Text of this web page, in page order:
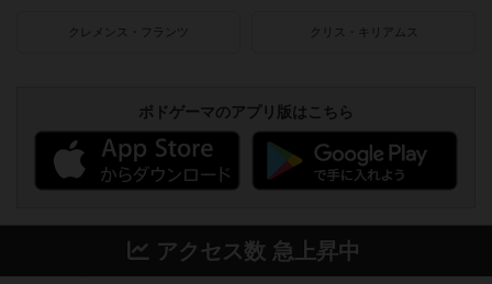
クレメンス・フランツ クリス・キリアムス
ボドゲーマのアプリ版はこちら
アクセス数 急上昇中